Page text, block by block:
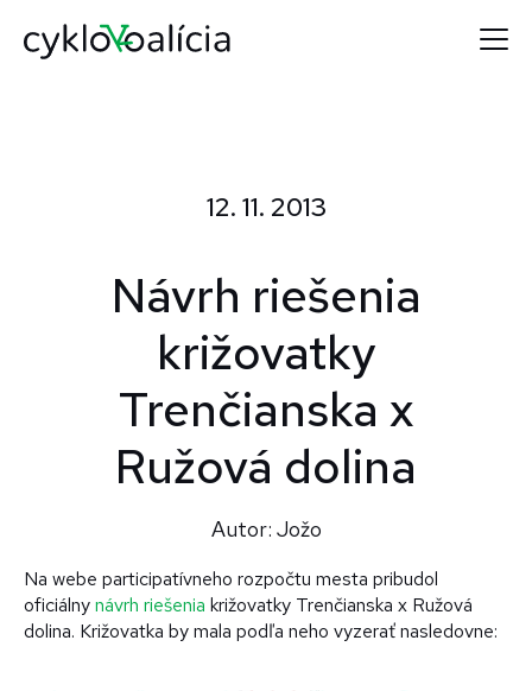
12. 11. 2013
Návrh riešenia
križovatky
Trenčianska x
Ružová dolina
Autor: Jožo
Na webe participatívneho rozpočtu mesta pribudol
oficiálnynávrh riešenia križovatky Trenčianska x Ružová
dolina. Križovatka by mala podľa neho vyzerať nasledovne: